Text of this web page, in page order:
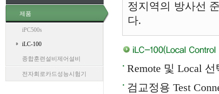
제품
iPC500s
iLC-100
종합훈련설비제어설비
전자회로카드성능시험기
정지역의 방사선
다.
Remote 및 Local
검교정용 Test